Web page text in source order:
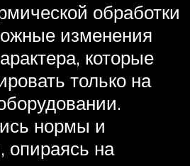
обработки
изменения
которые
только на
нормы и
опираясь на